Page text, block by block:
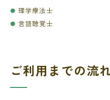
理学療法士
言語聴覚士
ご利用までの流